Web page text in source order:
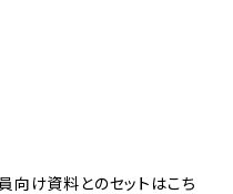
向け資料とのセットはこち